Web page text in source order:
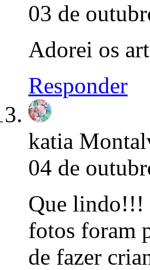
03 de
Adorei os
Responder
katia
04 de
Que lindo!!!
fotos foram
de fazer